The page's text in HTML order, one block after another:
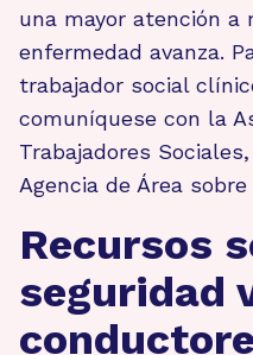
una mayor atención a
enfermedad avanza.
trabajador social
comuníquese con la
Trabajadores
Agencia de Área
Recursos
seguridad